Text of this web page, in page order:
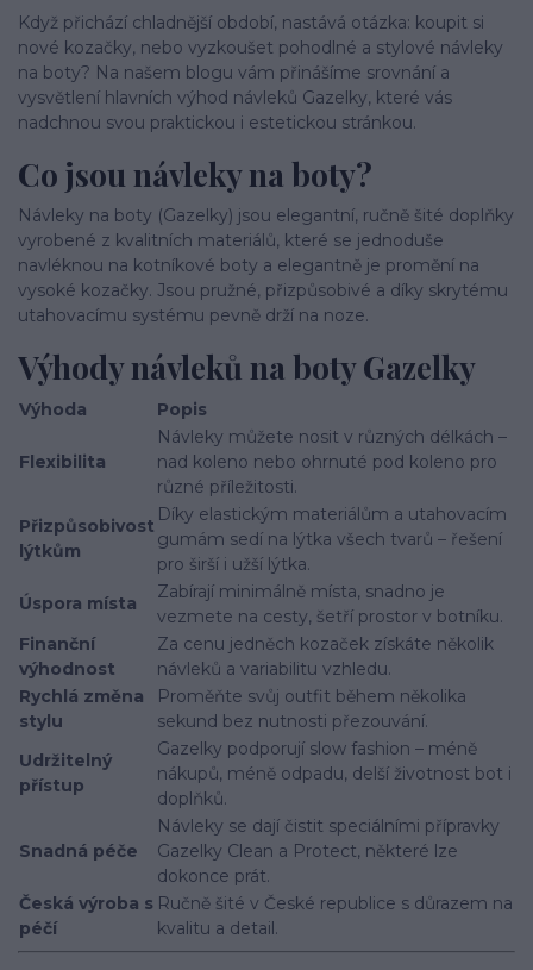
Když přichází chladnější období, nastává otázka: koupit si
nové kozačky, nebo vyzkoušet pohodlné a stylové návleky
na boty? Na našem blogu vám přinášíme srovnání a
vysvětlení hlavních výhod návleků Gazelky, které vás
nadchnou svou praktickou i estetickou stránkou.
Co jsou návleky na boty?
Návleky na boty (Gazelky) jsou elegantní, ručně šité doplňky
vyrobené z kvalitních materiálů, které se jednoduše
navléknou na kotníkové boty a elegantně je promění na
vysoké kozačky. Jsou pružné, přizpůsobivé a díky skrytému
utahovacímu systému pevně drží na noze.
Výhody návleků na boty Gazelky
Výhoda Popis
Flexibilita
Návleky můžete nosit v různých délkách –
nad koleno nebo ohrnuté pod koleno pro
různé příležitosti.
Přizpůsobivost
lýtkům
Díky elastickým materiálům a utahovacím
gumám sedí na lýtka všech tvarů – řešení
pro širší i užší lýtka.
Úspora místa
Zabírají minimálně místa, snadno je
vezmete na cesty, šetří prostor v botníku.
Finanční
výhodnost
Za cenu jedněch kozaček získáte několik
návleků a variabilitu vzhledu.
Rychlá změna
stylu
Proměňte svůj outfit během několika
sekund bez nutnosti přezouvání.
Udržitelný
přístup
Gazelky podporují slow fashion – méně
nákupů, méně odpadu, delší životnost bot i
doplňků.
Snadná péče
Návleky se dají čistit speciálními přípravky
Gazelky Clean a Protect, některé lze
dokonce prát.
Česká výroba s
péčí
Ručně šité v České republice s důrazem na
kvalitu a detail.